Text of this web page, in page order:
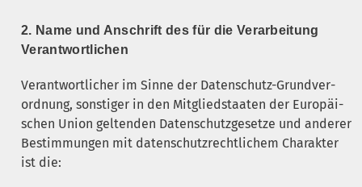
2. Name und Anschrift des für die Ver­ar­bei­tung
Verantwortlichen
Ver­ant­wort­li­cher im Sin­ne der Daten­schutz-Grund­ver­
ord­nung, sons­ti­ger in den Mit­glied­staa­ten der Euro­päi­
schen Uni­on gel­ten­den Daten­schutz­ge­set­ze und ande­rer
Bestim­mun­gen mit daten­schutz­recht­li­chem Cha­rak­ter
ist die: